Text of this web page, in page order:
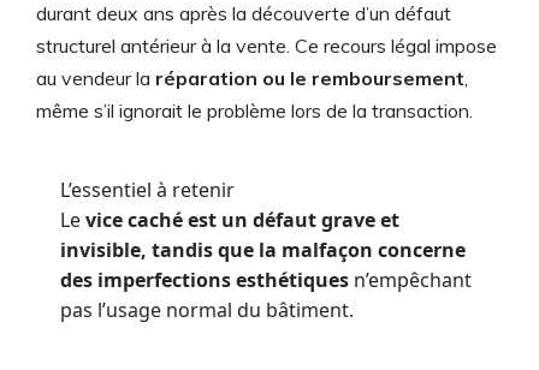
durant deux ans après la découverte d’un défaut
structurel antérieur à la vente. Ce recours légal impose
au vendeur la réparation ou le remboursement,
même s’il ignorait le problème lors de la transaction.
L’essentiel à retenir
Levice caché est un défaut grave et
invisible, tandis que la malfaçon concerne
des imperfections esthétiques n’empêchant
pas l’usage normal du bâtiment.